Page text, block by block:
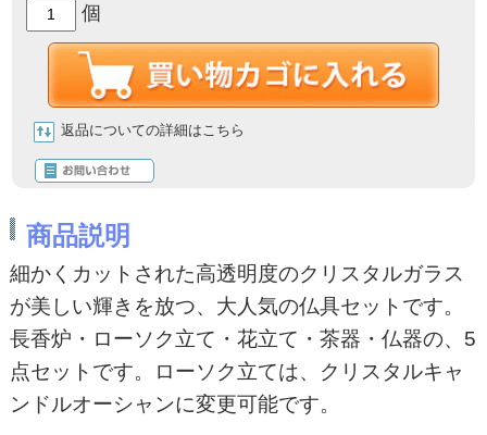
個
返品についての詳細はこちら
商品説明
細かくカットされた高透明度のクリスタルガラス
が美しい輝きを放つ、大人気の仏具セットです。
長香炉・ローソク立て・花立て・茶器・仏器の、5
点セットです。ローソク立ては、クリスタルキャ
ンドルオーシャンに変更可能です。